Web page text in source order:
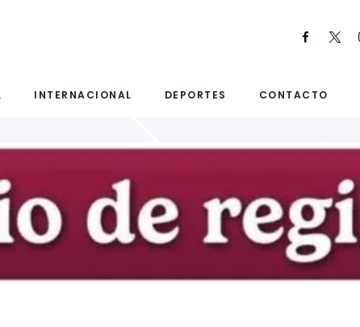
INTERNACIONAL DEPORTES CONTACTO